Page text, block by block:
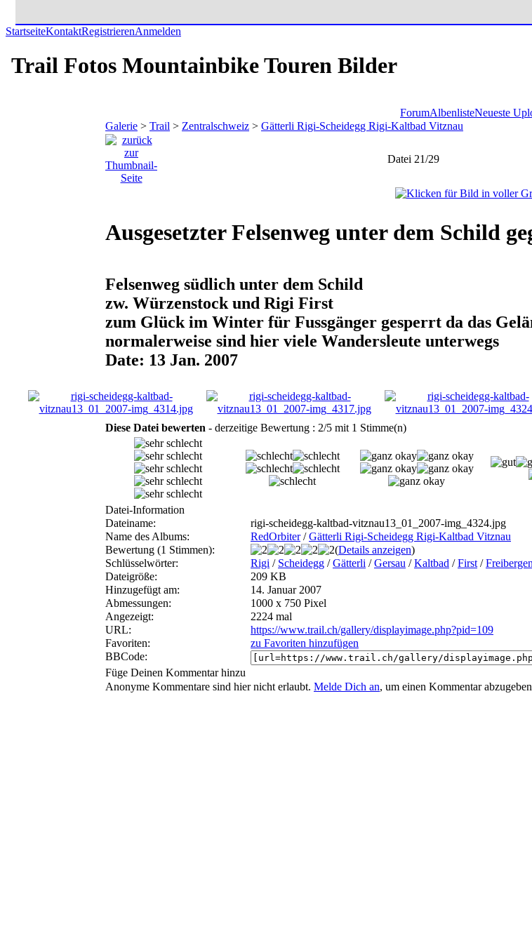
StartseiteKontaktRegistrierenAnmelden
Trail Fotos Mountainbike Touren Bilder
ForumAlbenlisteNeueste
Galerie > Trail > Zentralschweiz > Gätterli Rigi-Scheidegg Rigi-Kaltbad Vitznau
Datei 21/29
Ausgesetzter Felsenweg unter dem Schild
Felsenweg südlich unter dem Schild
zw. Würzenstock und Rigi First
zum Glück im Winter für Fussgänger gesperrt da das
normalerweise sind hier viele Wandersleute unterwegs
Date: 13 Jan. 2007
Diese Datei bewerten - derzeitige Bewertung : 2/5 mit 1 Stimme(n)
Datei-Information
Dateiname:
rigi-scheidegg-kaltbad-vitznau13_01_2007-img_4324.jpg
Name des Albums:
RedOrbiter/Gätterli Rigi-Scheidegg Rigi-Kaltbad Vitznau
Bewertung (1 Stimmen):
(Details anzeigen)
Schlüsselwörter:
Rigi / Scheidegg /Gätterli /Gersau /Kaltbad /First /Freibergen
Dateigröße:
209 KB
Hinzugefügt am:
14. Januar 2007
Abmessungen:
1000 x 750 Pixel
Angezeigt:
2224 mal
URL:
https://www.trail.ch/gallery/displayimage.php?pid=109
Favoriten:
zu Favoriten hinzufügen
BBCode:
Füge Deinen Kommentar hinzu
Anonyme Kommentare sind hier nicht erlaubt. Melde Dich an, um einen Kommentar abzugeben